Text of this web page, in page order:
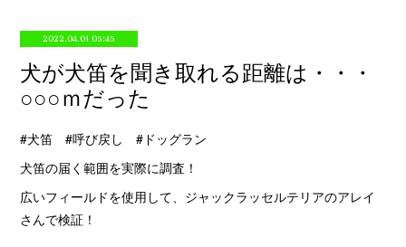
2022.04.01 05:45
犬が犬笛を聞き取れる距離は・・・
○○○ｍだった
#犬笛 #呼び戻し #ドッグラン
犬笛の届く範囲を実際に調査！
広いフィールドを使用して、ジャックラッセルテリアのアレイ
さんで検証！